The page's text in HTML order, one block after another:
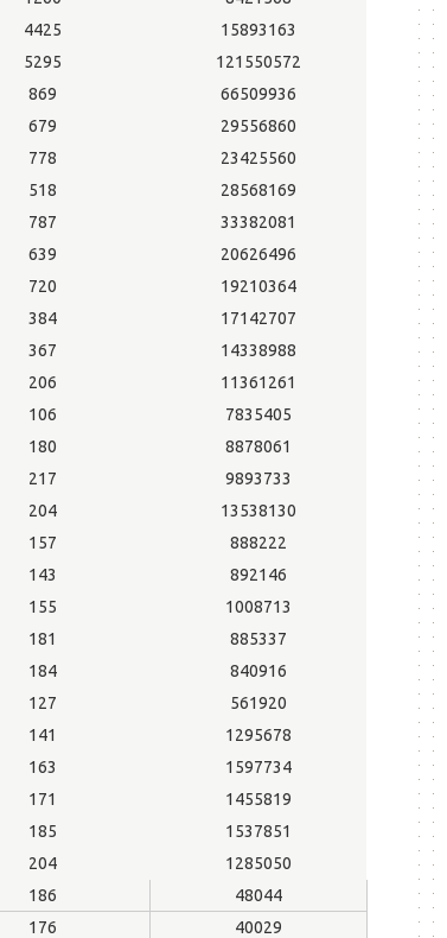
4425
15893163
5295
121550572
869
66509936
679
29556860
778
23425560
518
28568169
787
33382081
639
20626496
720
19210364
384
17142707
367
14338988
206
11361261
106
7835405
180
8878061
217
9893733
204
13538130
157
888222
143
892146
155
1008713
181
885337
184
840916
127
561920
141
1295678
163
1597734
171
1455819
185
1537851
204
1285050
186
48044
176
40029